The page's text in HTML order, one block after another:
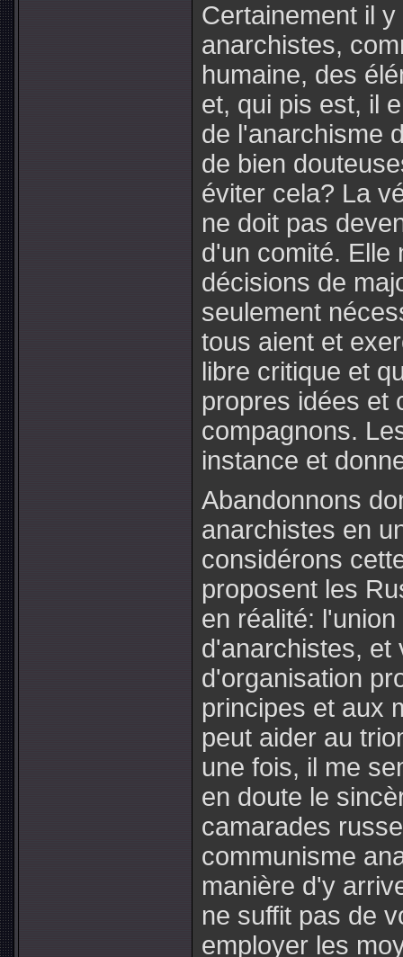
Certainement il
anarchistes,
humaine, des
et, qui pis est, il
de l'anarchisme
de bien
éviter cela? La
ne doit pas
d'un comité. Elle
décisions de
seulement
tous aient et
libre critique et
propres idées et
compagnons.
instance et
Abandonnons
anarchistes en
considérons
proposent les
en réalité:
d'anarchistes, et
d'organisation
principes et aux
peut aider au
une fois, il me
en doute le
camarades
communisme
manière d'y
ne suffit pas de
employer les